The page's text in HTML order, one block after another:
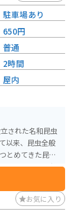
された名和昆虫
以来、昆虫全般
とめてきた昆虫
思議な世界を体
駐車場あり
650円
普通
2時間
屋内
お気に入り